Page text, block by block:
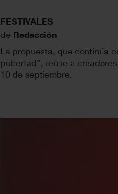
FESTIVALES
de Redacción
La propuesta, que continúa
pubertad”, reúne a
10 de septiembre.